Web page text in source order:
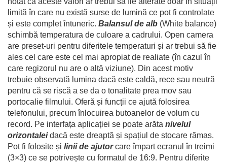
limită în care nu există surse de lumină ce pot fi controlate
și este complet întuneric. Balansul de alb (White balance)
schimbă temperatura de culoare a cadrului. Open camera
are preset-uri pentru diferitele temperaturi și ar trebui să fie
ales cel care este cel mai apropiat de realiate (în cazul în
care regizorul nu are o altă viziune). Din acest motiv
trebuie observată lumina dacă este caldă, rece sau neutră
pentru că se riscă a se da o tonalitate prea mov sau
portocalie filmului. Oferă și funcții ce ajută folosirea
telefonului, precum înlocuirea butoanelor de volum cu
record. Pe interfața aplicației se poate arăta nivelul
orizontaleidacă este dreaptă și spațiul de stocare rămas.
Pot fi folosite și linii de ajutor care împart ecranul în treimi
(3×3) ce se potrivește cu formatul de 16:9. Pentru diferite